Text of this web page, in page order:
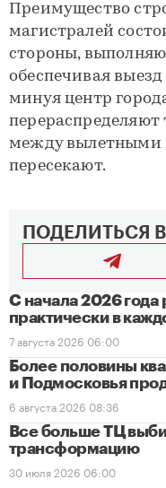
Преимущество
магистралей
стороны,
обеспечивая
минуя центр
между вылетными
пересекают.
ПОДЕЛИТЬСЯ
С начала 2026
практически в
7 августа 2026 06:00
Более половины
и Подмосковья
6 августа 2026 08:36
Все больше ТЦ
трансформацию
30 июля 2026 06:00